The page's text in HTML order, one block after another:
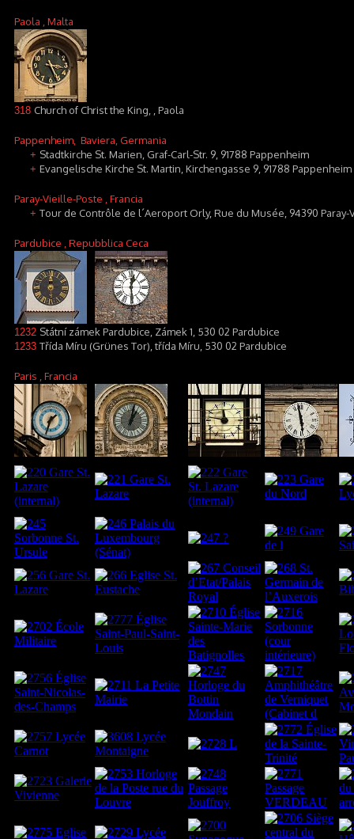
Paola , Malta
318 Church of Christ the King, , Paola
Pappenheim , Baviera, Germania
+ Stadtkirche St. Marien, Graf-Carl-Str. 9, 91788 Pappenheim
+ Evangelische Kirche St. Martin, Kirchengasse 9, 91788
Paray-Vieille-Poste , Francia
+ Tour de Contrôle de l´Aeroport Orly, Rue du Musée, 94390 Paray-
Pardubice , Repubblica Ceca
1232 Státní zámek Pardubice, Zámek 1, 530 02 Pardubice
1233 Třída Míru (Grünes Tor), třída Míru, 530 02 Pardubice
Paris , Francia